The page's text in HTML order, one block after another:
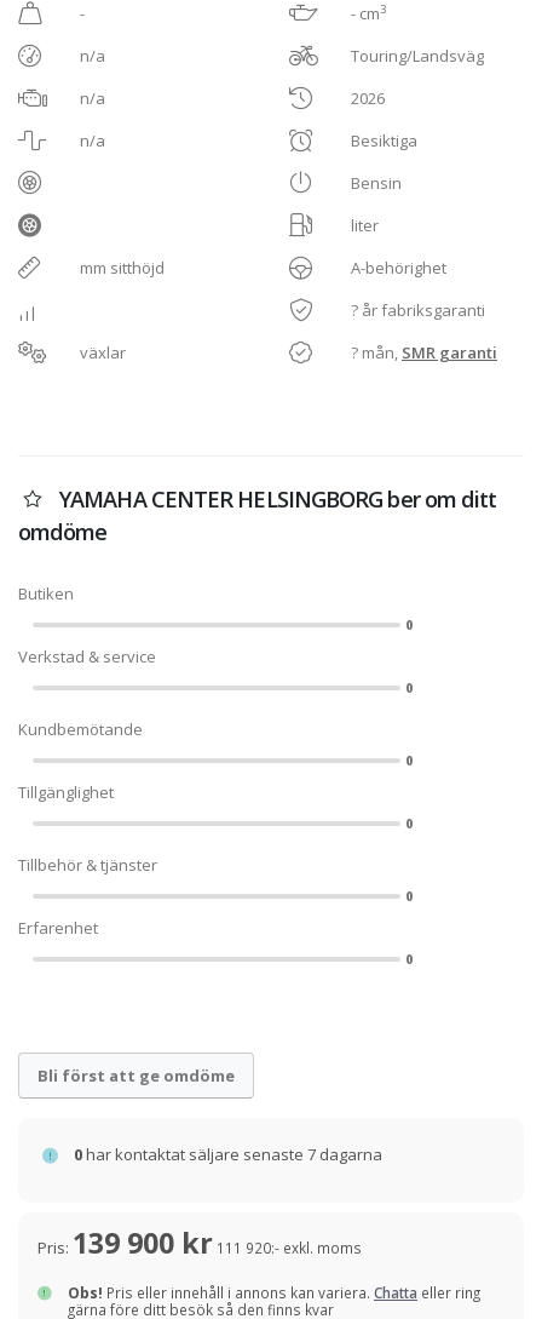
-
n/a
n/a
n/a
mm sitthöjd
växlar
- cm3
Touring/Landsväg
2026
Besiktiga
Bensin
liter
A-behörighet
? år fabriksgaranti
? mån, SMR garanti
YAMAHA CENTER HELSINGBORG ber om ditt
omdöme
Butiken
0
Verkstad & service
0
Kundbemötande
0
Tillgänglighet
0
Tillbehör & tjänster
0
Erfarenhet
0
Bli först att ge omdöme
0har kontaktat säljare senaste 7 dagarna
Pris: 139 900 kr 111 920:- exkl. moms
Obs! Pris eller innehåll i annons kan variera. Chatta eller ring
gärna före ditt besök så den finns kvar